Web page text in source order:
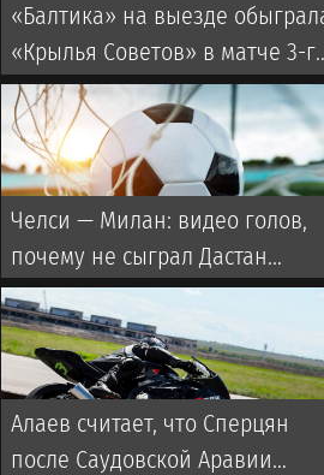
«Балтика» на выезде
«Крылья Советов» в матче 3-
тура РПЛ
Челси — Милан: видео голов,
почему не сыграл Дастан
Сатпаев?
Алаев считает, что Сперцян
после Саудовской Аравии